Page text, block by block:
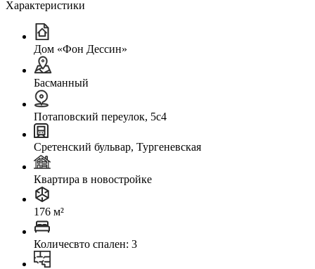
Характеристики
Дом «Фон Дессин»
Басманный
Потаповский переулок, 5с4
Сретенский бульвар, Тургеневская
Квартира в новостройке
176 м²
Количесвто спален: 3